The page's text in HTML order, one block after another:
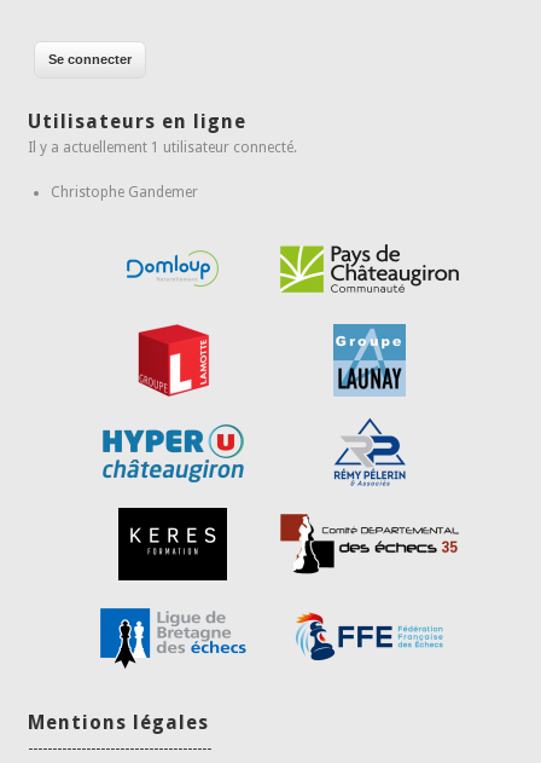
Utilisateurs en ligne
Il y a actuellement 1 utilisateur connecté.
Christophe Gandemer
Mentions légales
--------------------------------------